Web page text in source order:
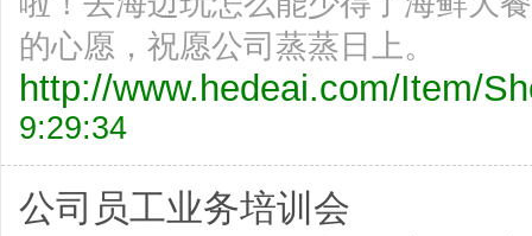
的心愿，祝愿公司蒸蒸日上。
http://www.hedeai.com/Item/
9:29:34
公司员工业务培训会